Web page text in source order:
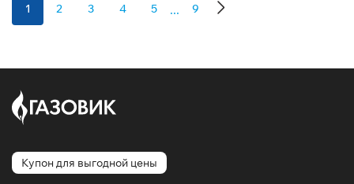
1 2 3 4 5 ... 9
Купон для выгодной цены